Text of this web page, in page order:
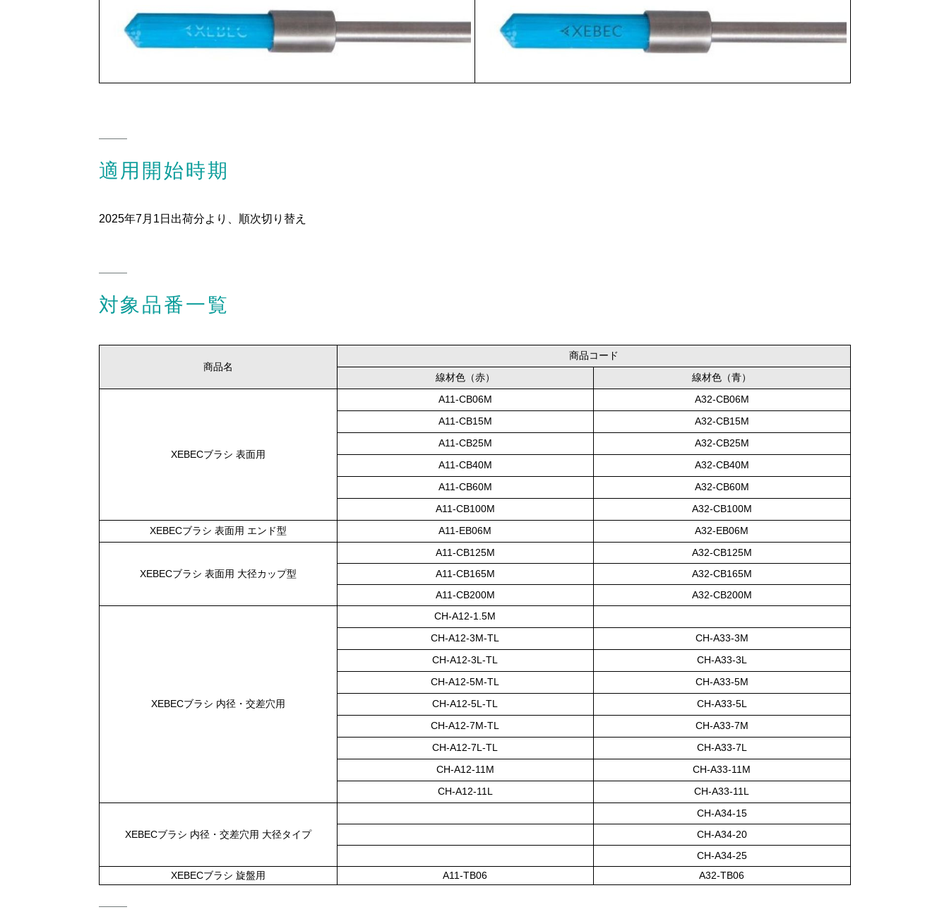
適用開始時期
2025年7月1日出荷分より、順次切り替え
対象品番一覧
商品名
商品コード
線材色（赤）
線材色（青）
XEBECブラシ 表面用
A11-CB06M
A32-CB06M
A11-CB15M
A32-CB15M
A11-CB25M
A32-CB25M
A11-CB40M
A32-CB40M
A11-CB60M
A32-CB60M
A11-CB100M
A32-CB100M
XEBECブラシ 表面用 エンド型
A11-EB06M A32-EB06M
XEBECブラシ 表面用 大径カップ型
A11-CB125M
A32-CB125M
A11-CB165M
A32-CB165M
A11-CB200M
A32-CB200M
XEBECブラシ 内径・交差穴用
CH-A12-1.5M
CH-A12-3M-TL
CH-A33-3M
CH-A12-3L-TL
CH-A33-3L
CH-A12-5M-TL
CH-A33-5M
CH-A12-5L-TL
CH-A33-5L
CH-A12-7M-TL
CH-A33-7M
CH-A12-7L-TL
CH-A33-7L
CH-A12-11M
CH-A33-11M
CH-A12-11L
CH-A33-11L
XEBECブラシ 内径・交差穴用 大径タイプ
CH-A34-15
CH-A34-20
CH-A34-25
XEBECブラシ 旋盤用
A11-TB06 A32-TB06